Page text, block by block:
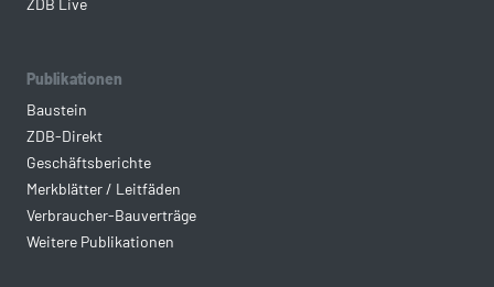
Publikationen
Baustein
ZDB-Direkt
Geschäftsberichte
Merkblätter / Leitfäden
Verbraucher-Bauverträge
Weitere Publikationen